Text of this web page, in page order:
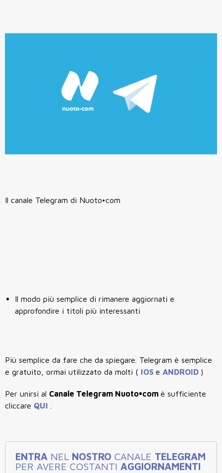
Il canale Telegram di Nuoto•com
Il modo più semplice di rimanere aggiornati e
approfondire i titoli più interessanti
Più semplice da fare che da spiegare. Telegram è semplice
e gratuito, ormai utilizzato da molti ( IOS e ANDROID )
Per unirsi al Canale Telegram Nuoto•com è sufficiente
cliccare QUI
ENTRA NEL NOSTRO CANALE TELEGRAM
PER AVERE COSTANTI AGGIORNAMENTI